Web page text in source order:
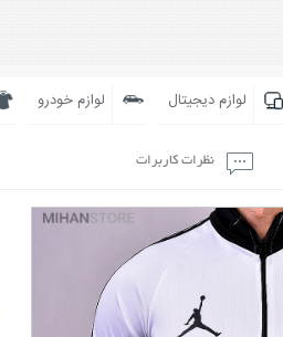
لوازم دیجیتال لوازم خودرو
نظرات کاربرات